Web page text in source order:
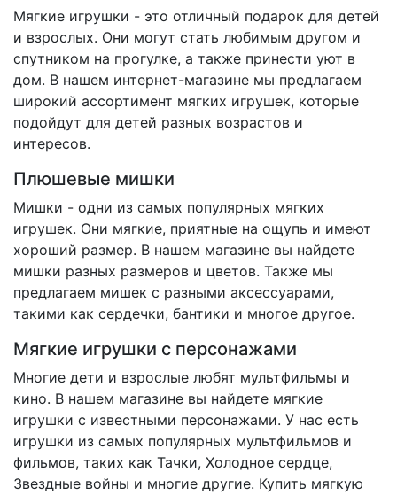
Мягкие игрушки - это отличный подарок для детей
и взрослых. Они могут стать любимым другом и
спутником на прогулке, а также принести уют в
дом. В нашем интернет-магазине мы предлагаем
широкий ассортимент мягких игрушек, которые
подойдут для детей разных возрастов и
интересов.
Плюшевые мишки
Мишки - одни из самых популярных мягких
игрушек. Они мягкие, приятные на ощупь и имеют
хороший размер. В нашем магазине вы найдете
мишки разных размеров и цветов. Также мы
предлагаем мишек с разными аксессуарами,
такими как сердечки, бантики и многое другое.
Мягкие игрушки с персонажами
Многие дети и взрослые любят мультфильмы и
кино. В нашем магазине вы найдете мягкие
игрушки с известными персонажами. У нас есть
игрушки из самых популярных мультфильмов и
фильмов, таких как Тачки, Холодное сердце,
Звездные войны и многие другие. Купить мягкую